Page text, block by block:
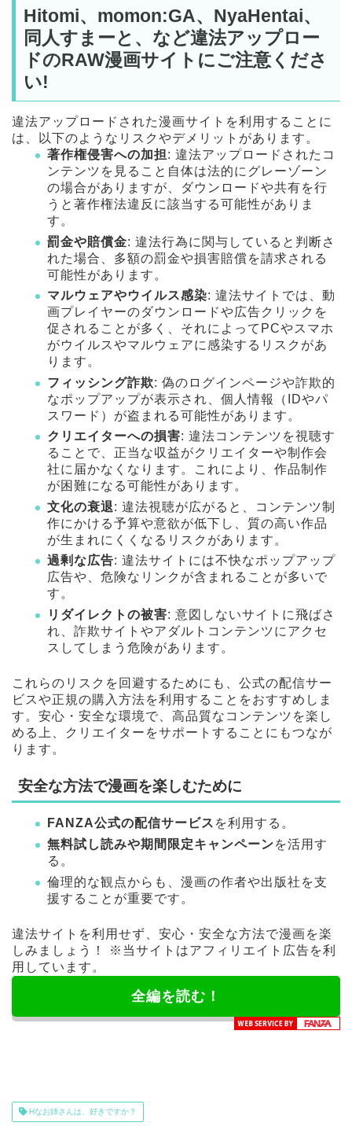
Hitomi、momon:GA、NyaHentai、
同人すまーと、など違法アップロー
ドのRAW漫画サイトにご注意くださ
い!
違法アップロードされた漫画サイトを利用することに
は、以下のようなリスクやデメリットがあります。
著作権侵害への加担: 違法アップロードされたコ
ンテンツを見ること自体は法的にグレーゾーン
の場合がありますが、ダウンロードや共有を行
うと著作権法違反に該当する可能性がありま
す。
罰金や賠償金: 違法行為に関与していると判断さ
れた場合、多額の罰金や損害賠償を請求される
可能性があります。
マルウェアやウイルス感染: 違法サイトでは、動
画プレイヤーのダウンロードや広告クリックを
促されることが多く、それによってPCやスマホ
がウイルスやマルウェアに感染するリスクがあ
ります。
フィッシング詐欺: 偽のログインページや詐欺的
なポップアップが表示され、個人情報（IDやパ
スワード）が盗まれる可能性があります。
クリエイターへの損害: 違法コンテンツを視聴す
ることで、正当な収益がクリエイターや制作会
社に届かなくなります。これにより、作品制作
が困難になる可能性があります。
文化の衰退: 違法視聴が広がると、コンテンツ制
作にかける予算や意欲が低下し、質の高い作品
が生まれにくくなるリスクがあります。
過剰な広告: 違法サイトには不快なポップアップ
広告や、危険なリンクが含まれることが多いで
す。
リダイレクトの被害: 意図しないサイトに飛ばさ
れ、詐欺サイトやアダルトコンテンツにアクセ
スしてしまう危険があります。
これらのリスクを回避するためにも、公式の配信サー
ビスや正規の購入方法を利用することをおすすめしま
す。安心・安全な環境で、高品質なコンテンツを楽し
める上、クリエイターをサポートすることにもつなが
ります。
安全な方法で漫画を楽しむために
FANZA公式の配信サービス を利用する。
無料試し読みや期間限定キャンペーンを活用す
る。
倫理的な観点からも、漫画の作者や出版社を支
援することが重要です。
違法サイトを利用せず、安心・安全な方法で漫画を楽
しみましょう！ ※当サイトはアフィリエイト広告を利
用しています。
全編を読む！
Hなお姉さんは、好きですか？